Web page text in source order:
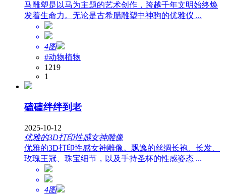
马雕塑是以马为主题的艺术创作，跨越千年文明始终焕
发着生命力。无论是古希腊雕塑中神驹的优雅仪 ...
4图
#动物植物
1219
1
磕磕绊绊到老
2025-10-12
优雅的3D打印性感女神雕像
优雅的3D打印性感女神雕像。飘逸的丝绸长袍、长发、
玫瑰王冠、珠宝细节，以及手持圣杯的性感姿态 ...
4图